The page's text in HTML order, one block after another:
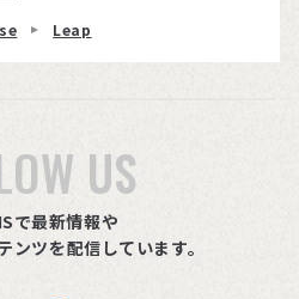
Leap
US
で最新情報や
ンツを配信しています。